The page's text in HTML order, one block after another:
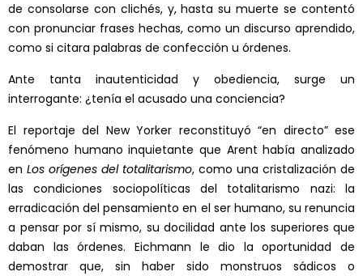
de consolarse con clichés, y, hasta su muerte se contentó
con pronunciar frases hechas, como un discurso aprendido,
como si citara palabras de confección u órdenes.
Ante tanta inautenticidad y obediencia, surge un
interrogante: ¿tenía el acusado una conciencia?
El reportaje del New Yorker reconstituyó “en directo” ese
fenómeno humano inquietante que Arent había analizado
en Los orígenes del totalitarismo, como una cristalización de
las condiciones sociopolíticas del totalitarismo nazi: la
erradicación del pensamiento en el ser humano, su renuncia
a pensar por sí mismo, su docilidad ante los superiores que
daban las órdenes. Eichmann le dio la oportunidad de
demostrar que, sin haber sido monstruos sádicos o